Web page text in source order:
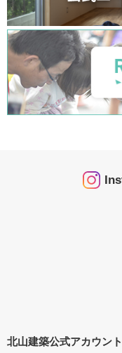
北山建築公式アカウント